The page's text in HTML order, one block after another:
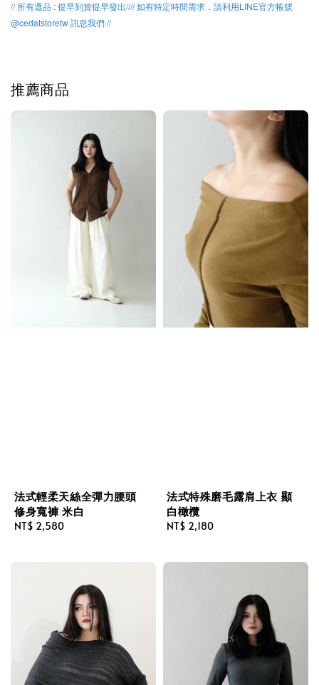
// 所有選品 : 提早到貨提早發出//// 如有特定時間需求，請利用LINE官方帳號
@cedatstoretw 訊息我們 //
推薦商品
法式輕柔天絲全彈力腰頭
修身寬褲 米白
Regular
NT$ 2,580
法式特殊磨毛露肩上衣 顯
白橄欖
Regular
NT$ 2,180